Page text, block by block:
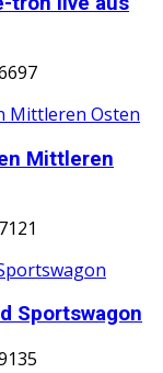
Mittleren
7121
Sportswagon